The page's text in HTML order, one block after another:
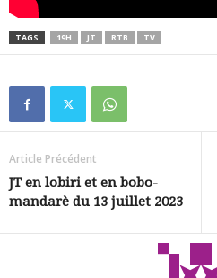
TAGS 19H JT RTB TV
Article Précédent
JT en lobiri et en bobo-
mandarè du 13 juillet 2023